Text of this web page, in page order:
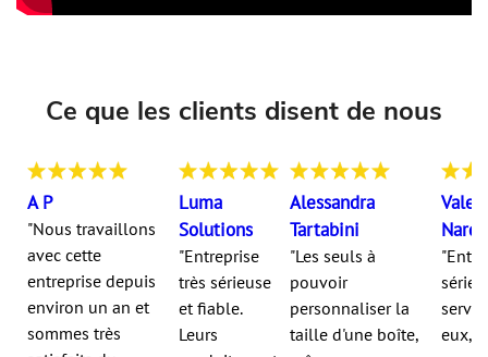
Ce que les clients disent de nous
A P
"Nous travaillons
avec cette
entreprise depuis
environ un an et
sommes très
Luma
Solutions
"Entreprise
très sérieuse
et fiable.
Leurs
Alessandra
Tartabini
"Les seuls à
pouvoir
personnaliser la
taille d'une boîte,
Nardo
eux,